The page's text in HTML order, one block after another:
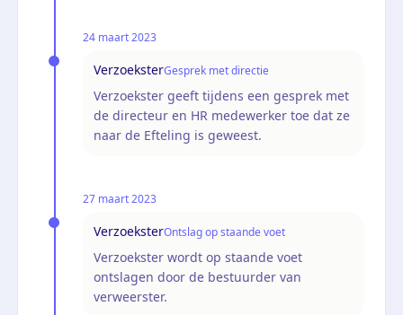
24 maart 2023
VerzoeksterGesprek met directie
Verzoekster geeft tijdens een gesprek met
de directeur en HR medewerker toe dat ze
naar de Efteling is geweest.
27 maart 2023
VerzoeksterOntslag op staande voet
Verzoekster wordt op staande voet
ontslagen door de bestuurder van
verweerster.